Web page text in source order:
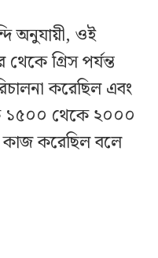
অনুযায়ী, ওই
গ্রিস পর্যন্ত
করেছিল এবং
১৫০০ থেকে ২০০০
কাজ করেছিল বলে